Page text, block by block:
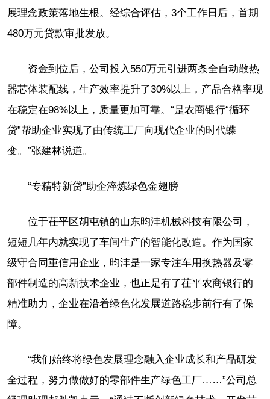
展理念政策落地生根。经综合评估，3个工作日后，首期
480万元贷款审批发放。
资金到位后，公司投入550万元引进两条全自动散热
器芯体装配线，生产效率提升了30%以上，产品合格率现
在稳定在98%以上，质量更加可靠。“是农商银行“循环
贷”帮助企业实现了由传统工厂向现代企业的时代蝶
变。”张建林说道。
“专精特新贷”助企淬炼绿色金翅膀
位于茌平区胡屯镇的山东昀沣机械科技有限公司，
短短几年内就实现了车间生产的智能化改造。作为国家
级守合同重信用企业，昀沣是一家专注车用换热器及零
部件制造的高新技术企业，也正是有了茌平农商银行的
精准助力，企业在沿着绿色化发展道路稳步前行有了保
障。
“我们始终将绿色发展理念融入企业成长和产品研发
全过程，努力做做好的零部件生产绿色工厂……”公司总